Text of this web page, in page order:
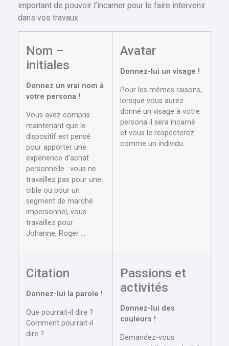
important de pouvoir l’incarner pour le faire intervenir
dans vos travaux.
Nom –
initiales
Donnez un vrai nom à
votre persona !
Vous avez compris
maintenant que le
dispositif est pensé
pour apporter une
expérience d’achat
personnelle : vous ne
travaillez pas pour une
cible ou pour un
segment de marché
impersonnel, vous
travaillez pour
Johanne, Roger …
Avatar
Donnez-lui un visage !
Pour les mêmes raisons,
lorsque vous aurez
donné un visage à votre
persona il sera incarné
et vous le respecterez
comme un individu.
Citation
Donnez-lui la parole !
Que pourrait-il dire ?
Comment pourrait-il
dire ?
Passions et
activités
Donnez-lui des
couleurs !
Demandez-vous